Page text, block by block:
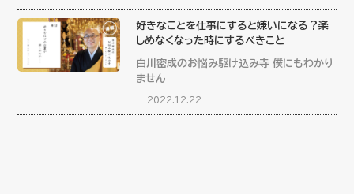
好きなことを仕事にすると嫌いになる？楽
しめなくなった時にするべきこと
白川密成のお悩み駆け込み寺 僕にもわかり
ません
2022.12.22